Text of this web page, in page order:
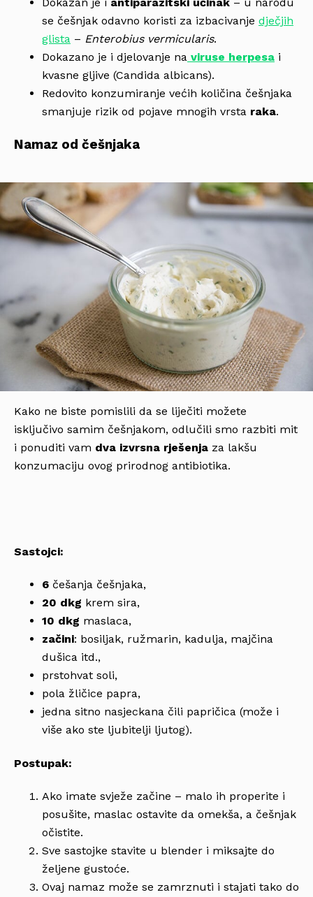
se češnjak odavno koristi za izbacivanje dječjih
glista – Enterobius vermicularis.
Dokazano je i djelovanje na viruse herpesa i
kvasne gljive (Candida albicans).
Redovito konzumiranje većih količina češnjaka
smanjuje rizik od pojave mnogih vrsta raka.
Namaz od češnjaka
Kako ne biste pomislili da se liječiti možete
isključivo samim češnjakom, odlučili smo razbiti mit
i ponuditi vam dva izvrsna rješenja za lakšu
konzumaciju ovog prirodnog antibiotika.
Sastojci:
6 češanja češnjaka,
20 dkg krem sira,
10 dkg maslaca,
začini: bosiljak, ružmarin, kadulja, majčina
dušica itd.,
prstohvat soli,
pola žličice papra,
jedna sitno nasjeckana čili papričica (može i
više ako ste ljubitelji ljutog).
Postupak:
Ako imate svježe začine – malo ih properite i
posušite, maslac ostavite da omekša, a češnjak
očistite.
Sve sastojke stavite u blender i miksajte do
željene gustoće.
Ovaj namaz može se zamrznuti i stajati tako do